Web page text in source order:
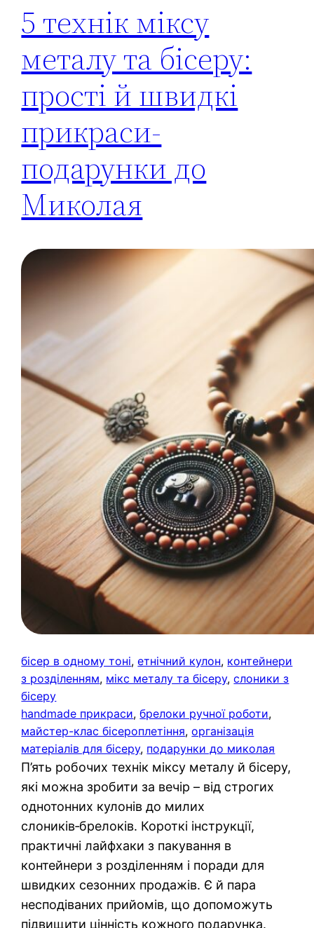
5 технік міксу
металу та бісеру:
прості й швидкі
прикраси-
подарунки до
Миколая
бісер в одному тоні, етнічний кулон, контейнери
з розділенням, мікс металу та бісеру, слоники з
бісеру
handmade прикраси, брелоки ручної роботи
майстер-клас бісероплетіння, організація
матеріалів для бісеру, подарунки до миколая
П’ять робочих технік міксу металу й бісеру,
які можна зробити за вечір – від строгих
однотонних кулонів до милих
слоників‑брелоків. Короткі інструкції,
практичні лайфхаки з пакування в
контейнери з розділенням і поради для
швидких сезонних продажів. Є й пара
несподіваних прийомів, що допоможуть
підвищити цінність кожного подарунка.